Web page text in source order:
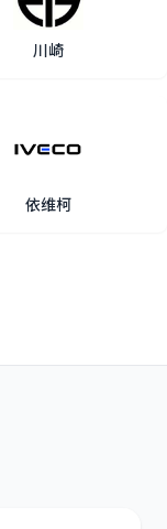
川崎
依维柯